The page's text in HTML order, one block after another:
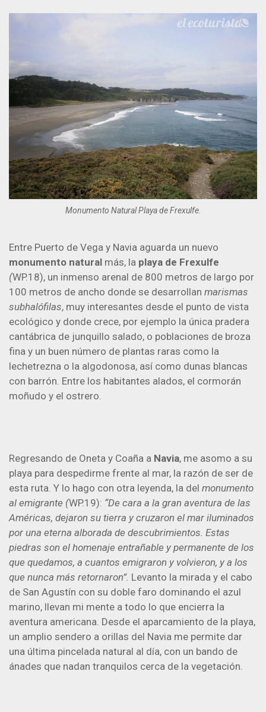
Monumento Natural Playa de Frexulfe.
Entre Puerto de Vega y Navia aguarda un nuevo
monumento natural más, la playa de Frexulfe
(WP.18), un inmenso arenal de 800 metros de largo por
100 metros de ancho donde se desarrollan marismas
subhalófilas, muy interesantes desde el punto de vista
ecológico y donde crece, por ejemplo la única pradera
cantábrica de junquillo salado, o poblaciones de broza
fina y un buen número de plantas raras como la
lechetrezna o la algodonosa, así como dunas blancas
con barrón. Entre los habitantes alados, el cormorán
moñudo y el ostrero.
Regresando de Oneta y Coaña a Navia, me asomo a su
playa para despedirme frente al mar, la razón de ser de
esta ruta. Y lo hago con otra leyenda, la del monumento
al emigrante (WP.19): “De cara a la gran aventura de las
Américas, dejaron su tierra y cruzaron el mar iluminados
por una eterna alborada de descubrimientos. Estas
piedras son el homenaje entrañable y permanente de los
que quedamos, a cuantos emigraron y volvieron, y a los
que nunca más retornaron”. Levanto la mirada y el cabo
de San Agustín con su doble faro dominando el azul
marino, llevan mi mente a todo lo que encierra la
aventura americana. Desde el aparcamiento de la playa,
un amplio sendero a orillas del Navia me permite dar
una última pincelada natural al día, con un bando de
ánades que nadan tranquilos cerca de la vegetación.